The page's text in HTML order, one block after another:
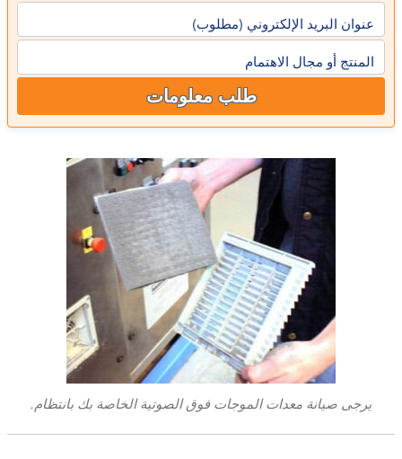
عنوان البريد الإلكتروني (مطلوب)
المنتج أو مجال الاهتمام
طلب معلومات
يرجى صيانة معدات الموجات فوق الصوتية الخاصة بك بانتظام.